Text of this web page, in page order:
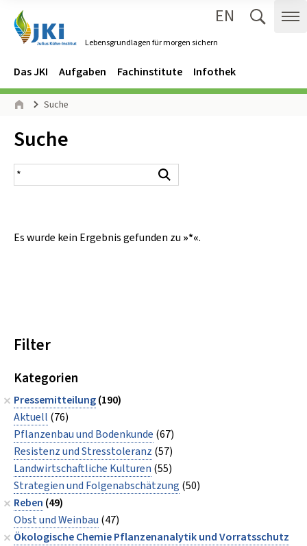
Lebensgrundlagen für morgen sichern
EN
Navigation
Hauptmenü
Das JKI Aufgaben Fachinstitute Infothek
Seitenpfad
Suche
Inhalt:
Suche
Suchergebnis
Es wurde kein Ergebnis gefunden zu »*«.
Filter
Kategorien
Pressemitteilung(190)
Aktuell (76)
Pflanzenbau und Bodenkunde (67)
Resistenz und Stresstoleranz (57)
Landwirtschaftliche Kulturen (55)
Strategien und Folgenabschätzung (50)
Reben (49)
Obst und Weinbau (47)
Ökologische Chemie Pflanzenanalytik und Vorratsschutz